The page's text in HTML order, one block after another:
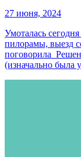
27 июня, 2024
Умоталась
пилорамы, выезд
поговорила
(изначально была